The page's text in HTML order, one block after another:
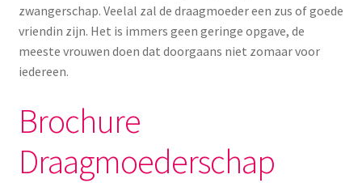
Contact
zwangerschap. Veelal zal de draagmoeder een zus of goede
vriendin zijn. Het is immers geen geringe opgave, de
meeste vrouwen doen dat doorgaans niet zomaar voor
iedereen.
Brochure
Draagmoederschap